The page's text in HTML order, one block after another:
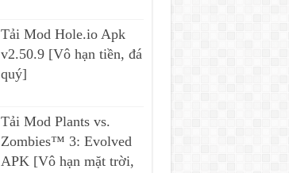
Tải Mod Hole.io Apk
v2.50.9 [Vô hạn tiền, đá
quý]
Tải Mod Plants vs.
Zombies™ 3: Evolved
APK [Vô hạn mặt trời,